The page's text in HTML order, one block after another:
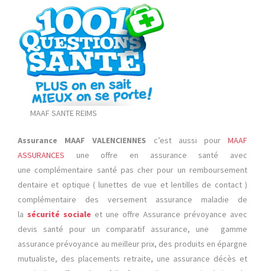
MAAF SANTE REIMS
Assurance MAAF VALENCIENNES c’est aussi pour MAAF
ASSURANCES une offre en assurance santé avec
une complémentaire santé pas cher pour un remboursement
dentaire et optique ( lunettes de vue et lentilles de contact )
complémentaire des versement assurance maladie de
la sécurité sociale et une offre Assurance prévoyance avec
devis santé pour un comparatif assurance, une gamme
assurance prévoyance au meilleur prix, des produits en épargne
mutualiste, des placements retraite, une assurance décès et